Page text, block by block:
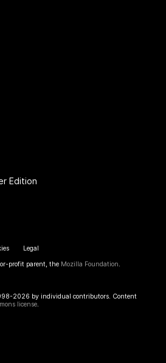
Edition
Legal
profit parent, the Mozilla Foundation.
2026 by individual contributors. Content
license.